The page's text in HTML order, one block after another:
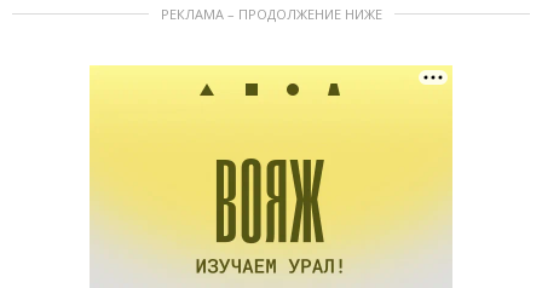
РЕКЛАМА – ПРОДОЛЖЕНИЕ НИЖЕ